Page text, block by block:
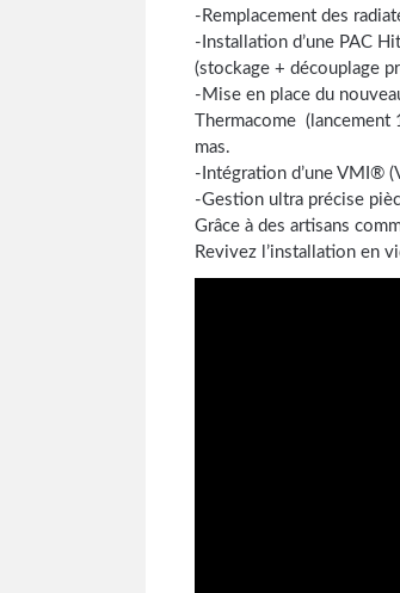
-Remplacement des
-Installation d’une PAC
(stockage + découplage
-Mise en place du
Thermacome
mas.
-Intégration d’une VMI®
-Gestion ultra précise
Grâce à des artisans
Revivez l’installation en